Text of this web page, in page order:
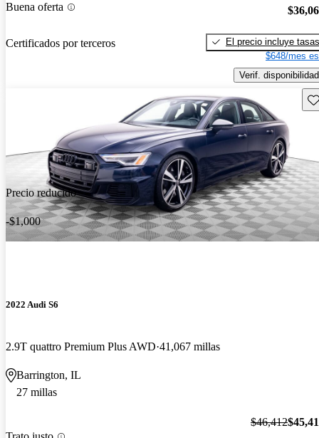
Buena oferta
Certificados por terceros
El precio incluye tasas
$648/mes
Verif. disponibilidad
Precio reducido
-$1,000
2022 Audi S6
2.9T quattro Premium Plus AWD 41,067 millas
Barrington, IL
27 millas
$46,412